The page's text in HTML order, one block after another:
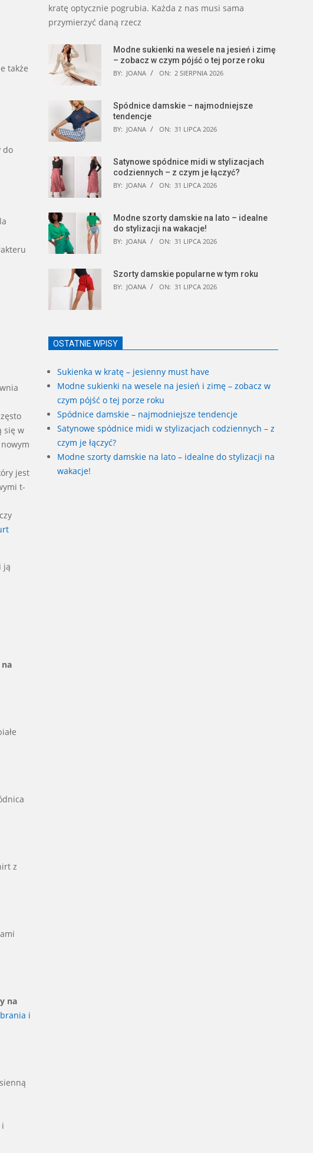
także
do
się w
jest
t-
ją
z
na
i
i
kratę optycznie pogrubia. Każda z nas musi sama
przymierzyć daną rzecz
Modne sukienki na wesele na jesień i zimę
– zobacz w czym pójść o tej porze roku
BY: JOANA ON: 2 SIERPNIA 2026
Spódnice damskie – najmodniejsze
tendencje
BY: JOANA ON: 31 LIPCA 2026
Satynowe spódnice midi w stylizacjach
codziennych – z czym je łączyć?
BY: JOANA ON: 31 LIPCA 2026
Modne szorty damskie na lato – idealne
do stylizacji na wakacje!
BY: JOANA ON: 31 LIPCA 2026
Szorty damskie popularne w tym roku
BY: JOANA ON: 31 LIPCA 2026
OSTATNIE WPISY
Sukienka w kratę – jesienny must have
Modne sukienki na wesele na jesień i zimę – zobacz w
czym pójść o tej porze roku
Spódnice damskie – najmodniejsze tendencje
Satynowe spódnice midi w stylizacjach codziennych – z
czym je łączyć?
Modne szorty damskie na lato – idealne do stylizacji na
wakacje!